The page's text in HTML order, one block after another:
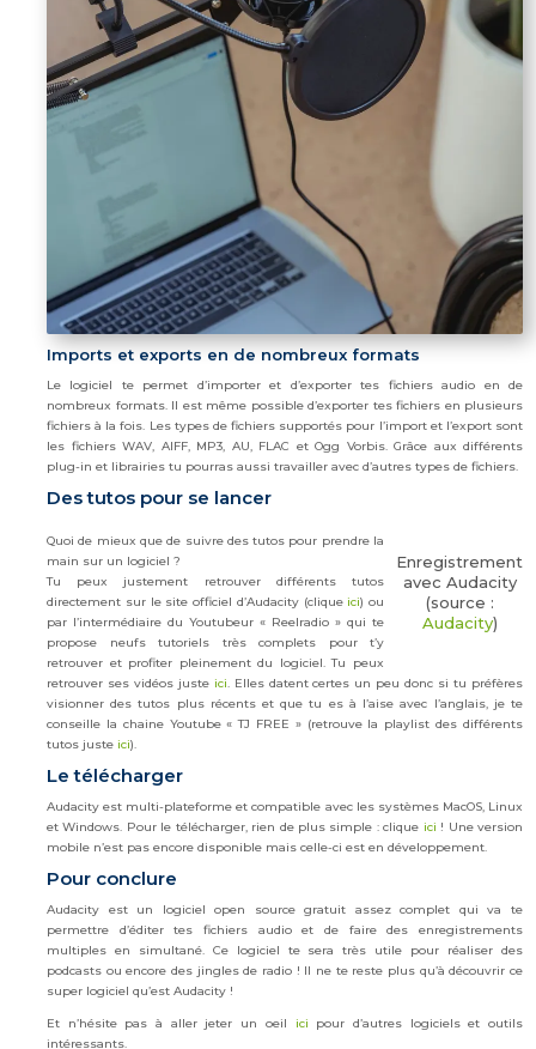
Imports et exports en de nombreux formats
Le logiciel te permet d’importer et d’exporter tes fichiers audio en de
nombreux formats. Il est même possible d’exporter tes fichiers en plusieurs
fichiers à la fois. Les types de fichiers supportés pour l’import et l’export sont
les fichiers WAV, AIFF, MP3, AU, FLAC et Ogg Vorbis. Grâce aux différents
plug-in et librairies tu pourras aussi travailler avec d’autres types de fichiers.
Des tutos pour se lancer
Enregistrement
avec Audacity
(source :
Audacity)
Quoi de mieux que de suivre des tutos pour prendre la
main sur un logiciel ?
Tu peux justement retrouver différents tutos
directement sur le site officiel d’Audacity (clique ici) ou
par l’intermédiaire du Youtubeur « Reelradio » qui te
propose neufs tutoriels très complets pour t’y
retrouver et profiter pleinement du logiciel. Tu peux
retrouver ses vidéos juste ici . Elles datent certes un peu donc si tu préfères
visionner des tutos plus récents et que tu es à l’aise avec l’anglais, je te
conseille la chaine Youtube « TJ FREE » (retrouve la playlist des différents
tutos juste ici).
Le télécharger
Audacity est multi-plateforme et compatible avec les systèmes MacOS, Linux
et Windows. Pour le télécharger, rien de plus simple : clique ici ! Une version
mobile n’est pas encore disponible mais celle-ci est en développement.
Pour conclure
Audacity est un logiciel open source gratuit assez complet qui va te
permettre d’éditer tes fichiers audio et de faire des enregistrements
multiples en simultané. Ce logiciel te sera très utile pour réaliser des
podcasts ou encore des jingles de radio ! Il ne te reste plus qu’à découvrir ce
super logiciel qu’est Audacity !
Et n’hésite pas à aller jeter un oeil ici pour d’autres logiciels et outils
intéressants.